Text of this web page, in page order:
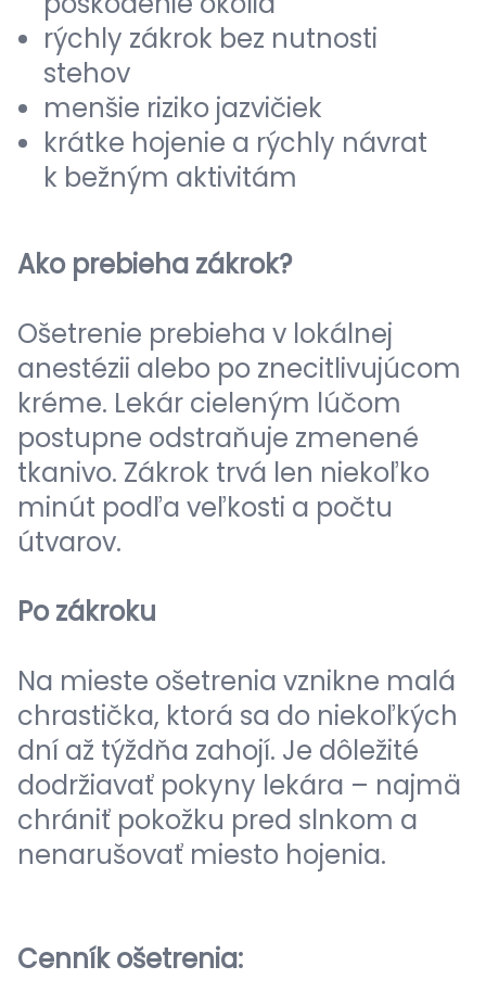
rýchly zákrok bez nutnosti
stehov
menšie riziko jazvičiek
krátke hojenie a rýchly návrat
k bežným aktivitám
Ako prebieha zákrok?
Ošetrenie prebieha v lokálnej
anestézii alebo po znecitlivujúcom
kréme. Lekár cieleným lúčom
postupne odstraňuje zmenené
tkanivo. Zákrok trvá len niekoľko
minút podľa veľkosti a počtu
útvarov.
Po zákroku
Na mieste ošetrenia vznikne malá
chrastička, ktorá sa do niekoľkých
dní až týždňa zahojí. Je dôležité
dodržiavať pokyny lekára – najmä
chrániť pokožku pred slnkom a
nenarušovať miesto hojenia.
Cenník ošetrenia: